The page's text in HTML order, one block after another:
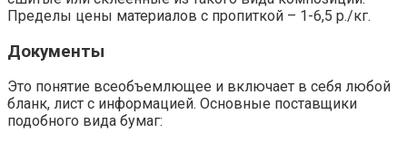
Пределы цены материалов с пропиткой – 1-6,5 р./кг.
Документы
Это понятие всеобъемлющее и включает в себя любой
бланк, лист с информацией. Основные поставщики
подобного вида бумаг: